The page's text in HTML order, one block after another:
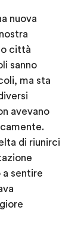
nuova
città
sanno
ma sta
avevano
di riunirci
a sentire